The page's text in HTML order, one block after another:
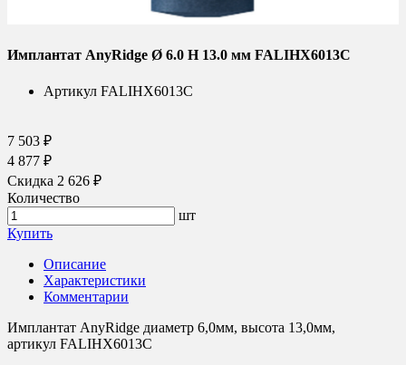
Имплантат AnyRidge Ø 6.0 H 13.0 мм FALIHX6013C
Артикул FALIHX6013C
7 503 ₽
4 877 ₽
Скидка 2 626 ₽
Количество
шт
Купить
Описание
Характеристики
Комментарии
Имплантат AnyRidge диаметр 6,0мм, высота 13,0мм,
артикул FALIHX6013C